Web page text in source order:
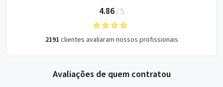
4.86/ 5
2191 clientes avaliaram nossos profissionais
Avaliações de quem contratou